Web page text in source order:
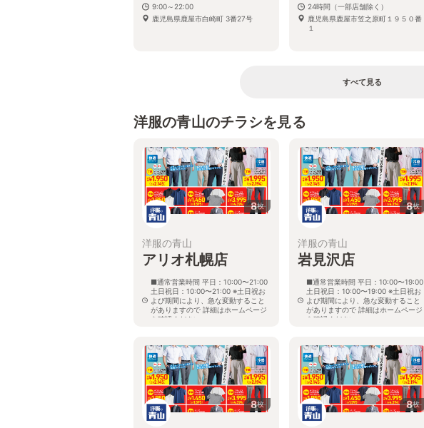
9:00～22:00
鹿児島県鹿屋市白崎町 3番27号
24時間（一部店舗除く）
鹿児島県鹿屋市笠之原町１９５０番
１
すべて見る
洋服の青山のチラシを見る
8枚
洋服の青山
アリオ札幌店
■通常営業時間 平日：10:00〜21:00
土日祝日：10:00〜21:00 ※土日祝お
よび期間により、急な変動すること
がありますので 詳細はホームページ
を確認ください
8枚
洋服の青山
岩見沢店
■通常営業時間 平日：10:00〜19:00
土日祝日：10:00〜19:00 ※土日祝お
よび期間により、急な変動すること
がありますので 詳細はホームページ
を確認ください
8枚 8枚